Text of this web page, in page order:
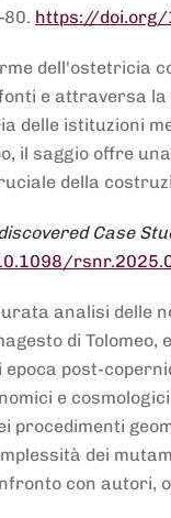
https://doi.org/
dell'ostetricia
e attraversa
delle istituzioni
il saggio offre
della
Case
analisi delle
di Tolomeo,
epoca post-
e
procedimenti
dei
con autori,